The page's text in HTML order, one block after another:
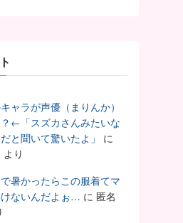
ャラが声優（まりんか）
←「スズカさんみたいな
と聞いて驚いたよ」
に
より
で暑かったらこの服着てマ
ないんだよぉ… に 匿名